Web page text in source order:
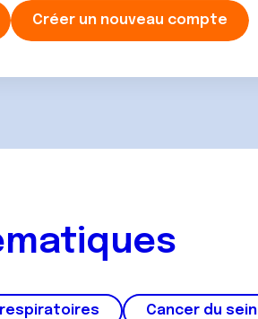
Créer un nouveau compte
Cancer du sein